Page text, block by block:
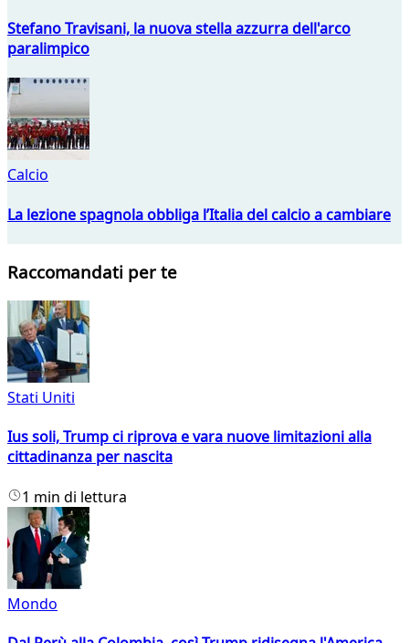
Stefano Travisani, la nuova stella azzurra dell'arco
paralimpico
Calcio
La lezione spagnola obbliga l’Italia del calcio a cambiare
Raccomandati per te
Stati Uniti
Ius soli, Trump ci riprova e vara nuove limitazioni alla
cittadinanza per nascita
1 min di lettura
Mondo